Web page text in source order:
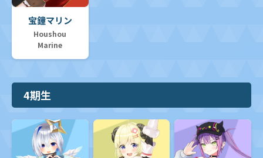
宝鐘マリン
Houshou
Marine
4期生